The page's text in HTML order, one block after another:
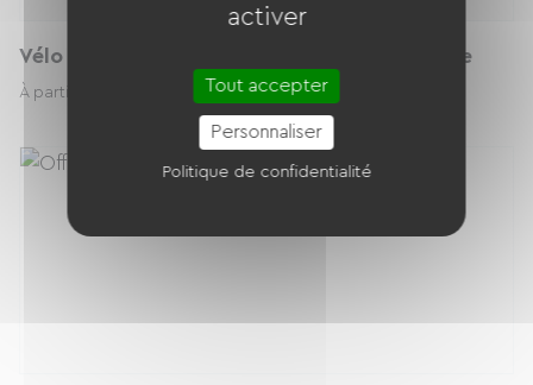
Vélo à assistance Electrique /// Electric-Bike
À partir de 27.00 € / jour
activer
Tout accepter
Personnaliser
Politique de confidentialité